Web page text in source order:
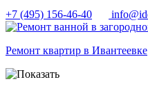
+7 (495) 156-46-40
Ремонт квартир в Ивантеевке